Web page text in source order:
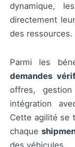
dynamique,
directement
des ressources.
Parmi les
demandes
offres,
intégration
Cette agilité se
chaque
des véhicules.